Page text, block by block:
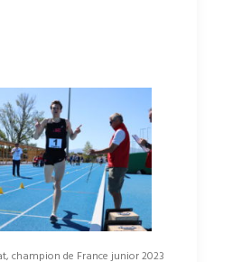
champion de France junior 2023